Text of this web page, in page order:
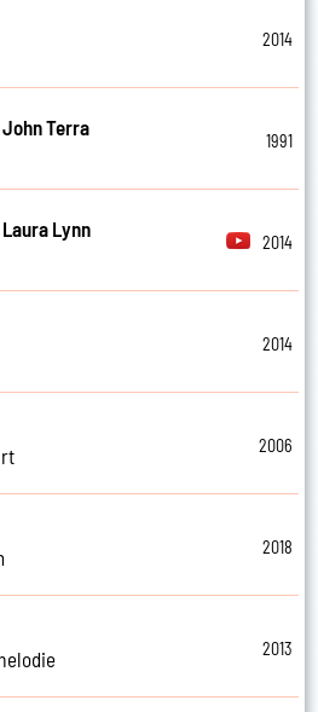
2014
Terra
1991
Lynn
2014
2014
2006
2018
2013